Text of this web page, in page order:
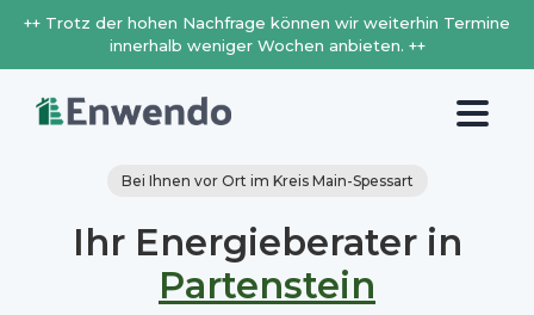
++ Trotz der hohen Nachfrage können wir weiterhin Termine
innerhalb weniger Wochen anbieten. ++
Bei Ihnen vor Ort im Kreis Main-Spessart
Ihr Energieberater in
Partenstein